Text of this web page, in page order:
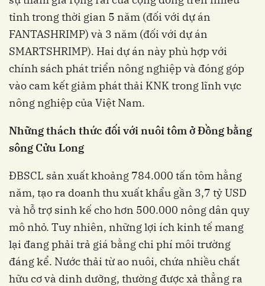
tỉnh trong thời gian 5 năm (đối với dự án
FANTASHRIMP) và 3 năm (đối với dự án
SMARTSHRIMP). Hai dự án này phù hợp với
chính sách phát triển nông nghiệp và đóng góp
vào cam kết giảm phát thải KNK trong lĩnh vực
nông nghiệp của Việt Nam.
Những thách thức đối với nuôi tôm ở Đồng bằng
sông Cửu Long
ĐBSCL sản xuất khoảng 784.000 tấn tôm hằng
năm, tạo ra doanh thu xuất khẩu gần 3,7 tỷ USD
và hỗ trợ sinh kế cho hơn 500.000 nông dân quy
mô nhỏ. Tuy nhiên, những lợi ích kinh tế mang
lại đang phải trả giá bằng chi phí môi trường
đáng kể. Nước thải từ ao nuôi, chứa nhiều chất
hữu cơ và dinh dưỡng, thường được xả thẳng ra